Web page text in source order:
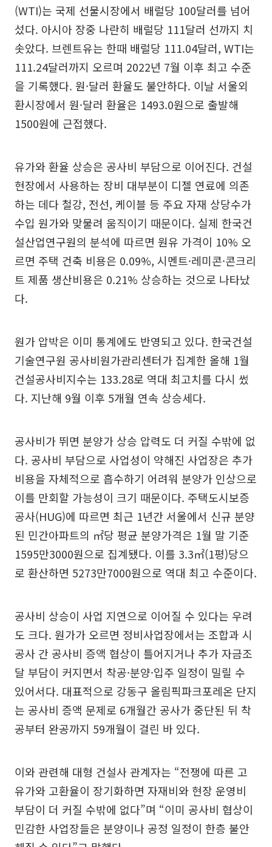
(WTI)는 국제 선물시장에서 배럴당 100달러를 넘어
섰다. 아시아 장중 나란히 배럴당 111달러 선까지 치
솟았다. 브렌트유는 한때 배럴당 111.04달러, WTI는
111.24달러까지 오르며 2022년 7월 이후 최고 수준
을 기록했다. 원·달러 환율도 불안하다. 이날 서울외
환시장에서 원·달러 환율은 1493.0원으로 출발해
1500원에 근접했다.
유가와 환율 상승은 공사비 부담으로 이어진다. 건설
현장에서 사용하는 장비 대부분이 디젤 연료에 의존
하는 데다 철강, 전선, 케이블 등 주요 자재 상당수가
수입 원가와 맞물려 움직이기 때문이다. 실제 한국건
설산업연구원의 분석에 따르면 원유 가격이 10% 오
르면 주택 건축 비용은 0.09%, 시멘트·레미콘·콘크리
트 제품 생산비용은 0.21% 상승하는 것으로 나타났
다.
원가 압박은 이미 통계에도 반영되고 있다. 한국건설
기술연구원 공사비원가관리센터가 집계한 올해 1월
건설공사비지수는 133.28로 역대 최고치를 다시 썼
다. 지난해 9월 이후 5개월 연속 상승세다.
공사비가 뛰면 분양가 상승 압력도 더 커질 수밖에 없
다. 공사비 부담으로 사업성이 약해진 사업장은 추가
비용을 자체적으로 흡수하기 어려워 분양가 인상으로
이를 만회할 가능성이 크기 때문이다. 주택도시보증
공사(HUG)에 따르면 최근 1년간 서울에서 신규 분양
된 민간아파트의 ㎡당 평균 분양가격은 1월 말 기준
1595만3000원으로 집계됐다. 이를 3.3㎡(1평)당으
로 환산하면 5273만7000원으로 역대 최고 수준이다.
공사비 상승이 사업 지연으로 이어질 수 있다는 우려
도 크다. 원가가 오르면 정비사업장에서는 조합과 시
공사 간 공사비 증액 협상이 틀어지거나 추가 자금조
달 부담이 커지면서 착공·분양·입주 일정이 밀릴 수
있어서다. 대표적으로 강동구 올림픽파크포레온 단지
는 공사비 증액 문제로 6개월간 공사가 중단된 뒤 착
공부터 완공까지 59개월이 걸린 바 있다.
이와 관련해 대형 건설사 관계자는 “전쟁에 따른 고
유가와 고환율이 장기화하면 자재비와 현장 운영비
부담이 더 커질 수밖에 없다”며 “이미 공사비 협상이
민감한 사업장들은 분양이나 공정 일정이 한층 불안